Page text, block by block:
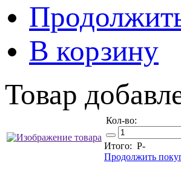
В корзину
Товар
Кол-во:
Итого: Р-
Продолжить